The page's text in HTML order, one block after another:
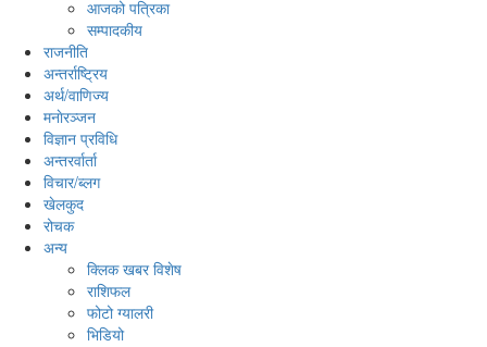
आजको पत्रिका
सम्पादकीय
राजनीति
अन्तर्राष्ट्रिय
अर्थ/वाणिज्य
मनाेरञ्जन
विज्ञान प्रविधि
अन्तरर्वार्ता
विचार/ब्लग
खेलकुद
रोचक
अन्य
क्लिक खबर विशेष
राशिफल
फोटो ग्यालरी
भिडियो